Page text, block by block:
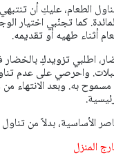
الطعام، عليكِ أن
كما تجنّبي اختيار
أثناء طهيه أو تقديمه.
اطلبي تزويدكِ
واحرصي على عدم
به. وبعد الانتهاء
الأساسية، بدلاً من